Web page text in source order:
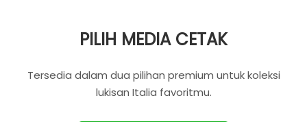
PILIH MEDIA CETAK
Tersedia dalam dua pilihan premium untuk koleksi
lukisan Italia favoritmu.